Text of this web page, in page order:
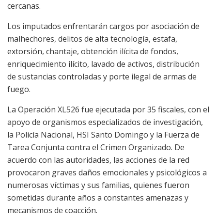
cercanas.
Los imputados enfrentarán cargos por asociación de
malhechores, delitos de alta tecnología, estafa,
extorsión, chantaje, obtención ilícita de fondos,
enriquecimiento ilícito, lavado de activos, distribución
de sustancias controladas y porte ilegal de armas de
fuego.
La Operación XL526 fue ejecutada por 35 fiscales, con el
apoyo de organismos especializados de investigación,
la Policía Nacional, HSI Santo Domingo y la Fuerza de
Tarea Conjunta contra el Crimen Organizado. De
acuerdo con las autoridades, las acciones de la red
provocaron graves daños emocionales y psicológicos a
numerosas víctimas y sus familias, quienes fueron
sometidas durante años a constantes amenazas y
mecanismos de coacción.